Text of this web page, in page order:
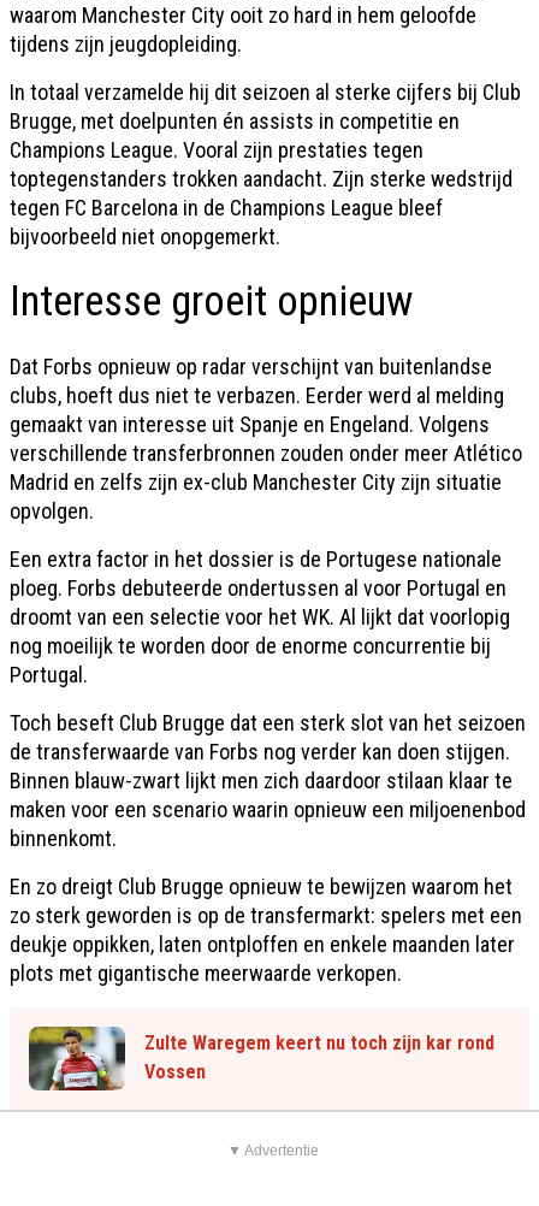
waarom Manchester City ooit zo hard in hem geloofde
tijdens zijn jeugdopleiding.
In totaal verzamelde hij dit seizoen al sterke cijfers bij Club
Brugge, met doelpunten én assists in competitie en
Champions League. Vooral zijn prestaties tegen
toptegenstanders trokken aandacht. Zijn sterke wedstrijd
tegen FC Barcelona in de Champions League bleef
bijvoorbeeld niet onopgemerkt.
Interesse groeit opnieuw
Dat Forbs opnieuw op radar verschijnt van buitenlandse
clubs, hoeft dus niet te verbazen. Eerder werd al melding
gemaakt van interesse uit Spanje en Engeland. Volgens
verschillende transferbronnen zouden onder meer Atlético
Madrid en zelfs zijn ex-club Manchester City zijn situatie
opvolgen.
Een extra factor in het dossier is de Portugese nationale
ploeg. Forbs debuteerde ondertussen al voor Portugal en
droomt van een selectie voor het WK. Al lijkt dat voorlopig
nog moeilijk te worden door de enorme concurrentie bij
Portugal.
Toch beseft Club Brugge dat een sterk slot van het seizoen
de transferwaarde van Forbs nog verder kan doen stijgen.
Binnen blauw-zwart lijkt men zich daardoor stilaan klaar te
maken voor een scenario waarin opnieuw een miljoenenbod
binnenkomt.
En zo dreigt Club Brugge opnieuw te bewijzen waarom het
zo sterk geworden is op de transfermarkt: spelers met een
deukje oppikken, laten ontploffen en enkele maanden later
plots met gigantische meerwaarde verkopen.
Zulte Waregem keert nu toch zijn kar rond
Vossen
▼ Advertentie